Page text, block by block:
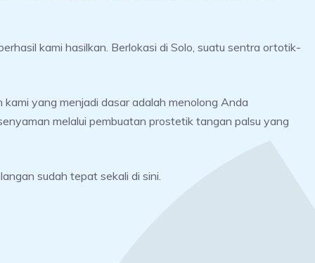
kami hasilkan. Berlokasi di Solo, suatu sentra ortotik-
yang menjadi dasar adalah menolong Anda
melalui pembuatan prostetik tangan palsu yang
sudah tepat sekali di sini.